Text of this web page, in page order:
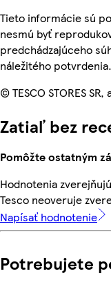
Tieto informácie sú
nesmú byť
predchádzajúceho
náležitého potvrdenia.
© TESCO STORES
Zatiaľ bez
Pomôžte ostatným
Hodnotenia
Tesco neoveruje
Napísať hodnotenie
Potrebujete